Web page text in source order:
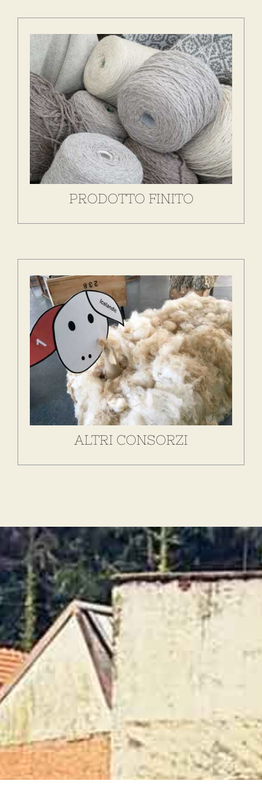
PRODOTTO FINITO
Esamina attentamente gli sbocchi commerciali
locali per la vendita del tuo prodotto finito.
SCOPRI DI PIÙ
ALTRI CONSORZI
Fai parte di un consorzio che si riconosce negli
scopi della nostra missione? Collabora con noi!
SCOPRI DI PIÙ